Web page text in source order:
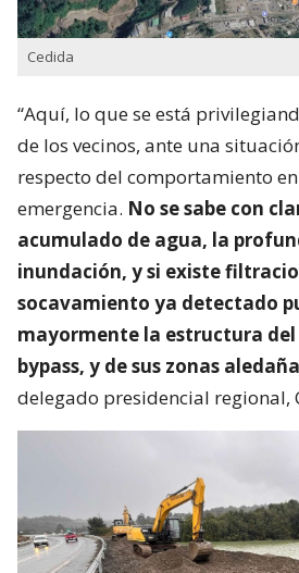
Cedida
“Aquí, lo que se está
de los vecinos, ante una
respecto del comportamiento
emergencia. No se sabe con
acumulado de agua, la
inundación, y si existe
socavamiento ya detectado
mayormente la estructura
bypass, y de sus zonas
delegado presidencial regional,